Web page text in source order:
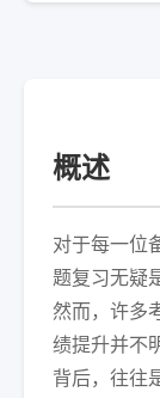
概述
对于每一位
题复习无疑
然而，许多
绩提升并不
背后，往往